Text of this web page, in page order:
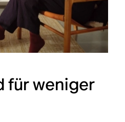
für weniger